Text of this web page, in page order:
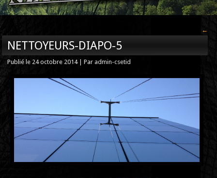
←
NETTOYEURS-DIAPO-5
Publié le 24 octobre 2014|Par admin-csetid